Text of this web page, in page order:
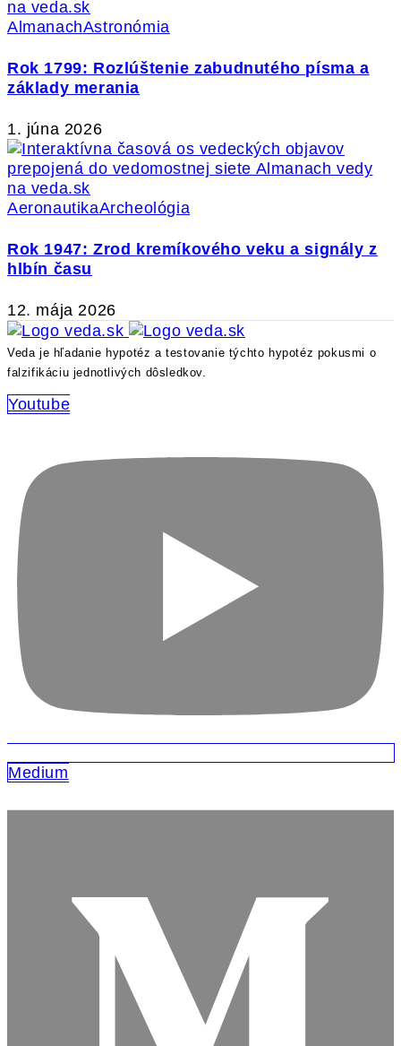
AlmanachAstronómia
Rok 1799: Rozlúštenie zabudnutého písma a
základy merania
1. júna 2026
AeronautikaArcheológia
Rok 1947: Zrod kremíkového veku a signály z
hlbín času
12. mája 2026
Veda je hľadanie hypotéz a testovanie týchto hypotéz pokusmi o
falzifikáciu jednotlivých dôsledkov.
Youtube
Medium